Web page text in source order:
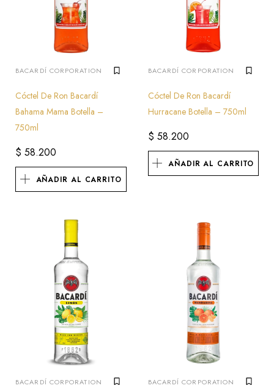
BACARDÍ CORPORATION
Cóctel De Ron Bacardí
Bahama Mama Botella –
750ml
$ 58.200
AÑADIR AL CARRITO
BACARDÍ CORPORATION
Cóctel De Ron Bacardí
Hurracane Botella – 750ml
$ 58.200
AÑADIR AL CARRITO
BACARDÍ CORPORATION BACARDÍ CORPORATION